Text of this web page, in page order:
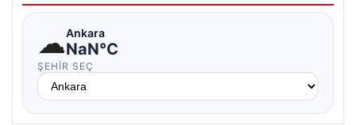
☁Ankara
NaN°C
ŞEHIR SEÇ